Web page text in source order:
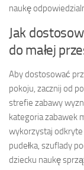
naukę
Jak
do małej
Aby dostosować
pokoju, zacznij od
strefie zabawy
kategoria zabawek
wykorzystaj odkryte
pudełka, szuflady
dziecku naukę